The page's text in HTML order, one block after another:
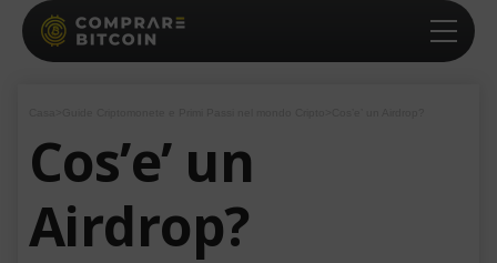
Cos’e’ un
Airdrop?